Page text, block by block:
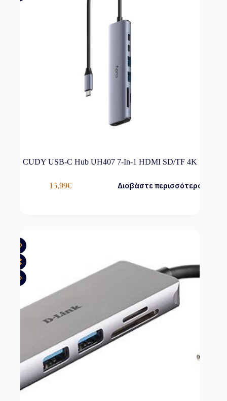
CUDY USB-C Hub UH407 7-In-1 HDMI SD/TF 4K
15,99€ Διαβάστε περισσότερα